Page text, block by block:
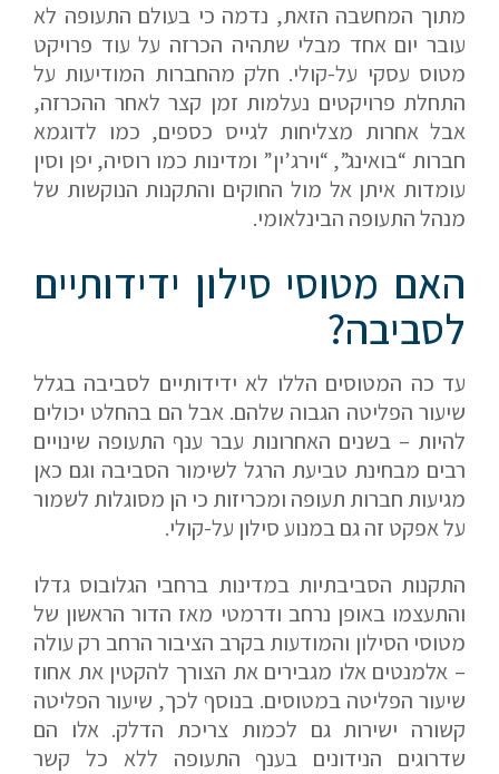
מתוך המחשבה הזאת, נדמה כי בעולם התעופה לא
עובר יום אחד מבלי שתהיה הכרזה על עוד פרויקט
מטוס עסקי על-קולי. חלק מהחברות המודיעות על
התחלת פרויקטים נעלמות זמן קצר לאחר ההכרזה,
אבל אחרות מצליחות לגייס כספים, כמו לדוגמא
חברות “בואינג”, “וירג’ין” ומדינות כמו רוסיה, יפן וסין
עומדות איתן אל מול החוקים והתקנות הנוקשות של
מנהל התעופה הבינלאומי.
האם מטוסי סילון ידידותיים
לסביבה?
עד כה המטוסים הללו לא ידידותיים לסביבה בגלל
שיעור הפליטה הגבוה שלהם. אבל הם בהחלט יכולים
להיות – בשנים האחרונות עבר ענף התעופה שינויים
רבים מבחינת טביעת הרגל לשימור הסביבה וגם כאן
מגיעות חברות תעופה ומכריזות כי הן מסוגלות לשמור
על אפקט זה גם במנוע סילון על-קולי.
התקנות הסביבתיות במדינות ברחבי הגלובוס גדלו
והתעצמו באופן נרחב ודרמטי מאז הדור הראשון של
מטוסי הסילון והמודעות בקרב הציבור הרחב רק עולה
– אלמנטים אלו מגבירים את הצורך להקטין את אחוז
שיעור הפליטה במטוסים. בנוסף לכך, שיעור הפליטה
קשורה ישירות גם לכמות צריכת הדלק. אלו הם
שדרוגים הנידונים בענף התעופה ללא כל קשר
אם הגעתם לפה,
סימן שאתם מעוניינים
בפרטים נוספים.
נשמח לשוחח אתכם, לענות על כל שאלה